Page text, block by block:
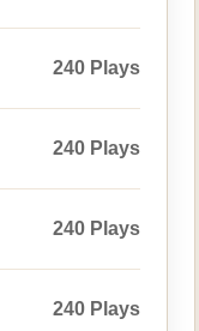
240 Plays
240 Plays
240 Plays
240 Plays